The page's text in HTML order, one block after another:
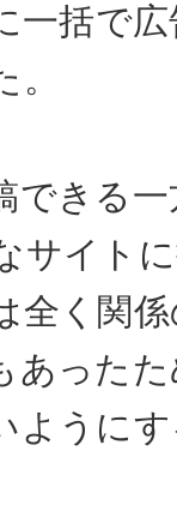
一括で
できる
サイト
全く関
あった
ように